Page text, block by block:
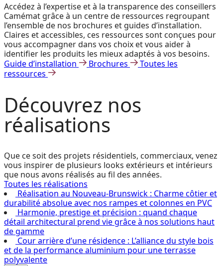
Accédez à l’expertise et à la transparence des conseillers
Camémat grâce à un centre de ressources regroupant
l’ensemble de nos brochures et guides d’installation.
Claires et accessibles, ces ressources sont conçues pour
vous accompagner dans vos choix et vous aider à
identifier les produits les mieux adaptés à vos besoins.
Guide d’installation
Brochures
Toutes les
ressources
Découvrez nos
réalisations
Que ce soit des projets résidentiels, commerciaux, venez
vous inspirer de plusieurs looks extérieurs et intérieurs
que nous avons réalisés au fil des années.
Toutes les réalisations
Réalisation au Nouveau-Brunswick : Charme côtier et
durabilité absolue avec nos rampes et colonnes en PVC
Harmonie, prestige et précision : quand chaque
détail architectural prend vie grâce à nos solutions haut
de gamme
Cour arrière d’une résidence : L’alliance du style bois
et de la performance aluminium pour une terrasse
polyvalente